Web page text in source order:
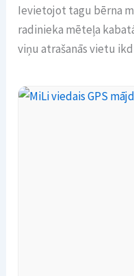
Ievietojot tagu bērna
radinieka mēteļa
viņu atrašanās vietu